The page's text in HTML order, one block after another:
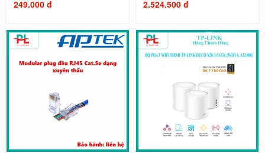
249.000 đ 2.524.500 đ